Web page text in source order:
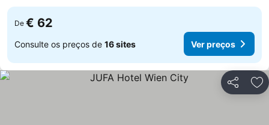
De € 62
Consulte os preços de 16 sites Ver preços
Partilhar